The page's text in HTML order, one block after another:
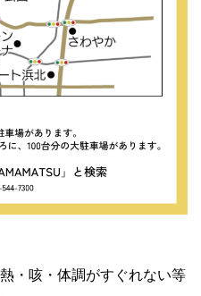
・咳・体調がすぐれない等